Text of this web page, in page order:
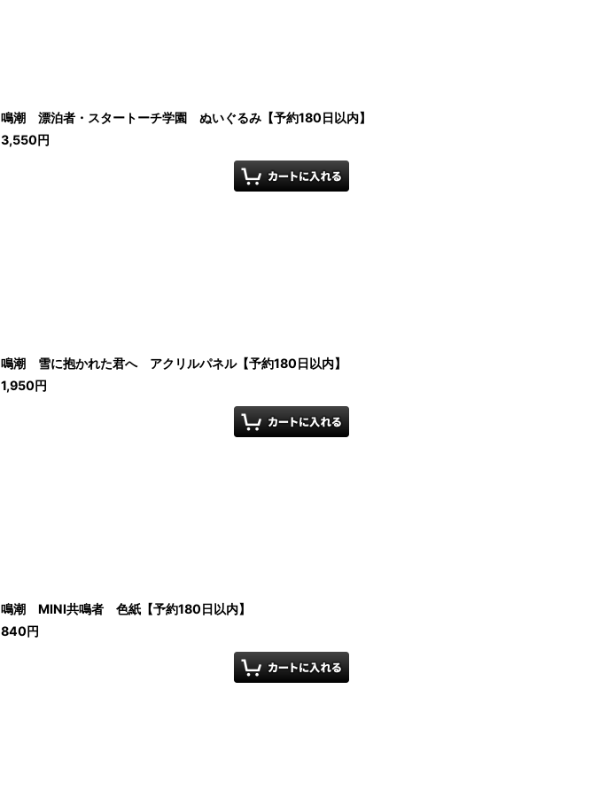
鳴潮 漂泊者・スタートーチ学園 ぬいぐるみ【予約180日以内】
3,550円
鳴潮 雪に抱かれた君へ アクリルパネル【予約180日以内】
1,950円
鳴潮 MINI共鳴者 色紙【予約180日以内】
840円